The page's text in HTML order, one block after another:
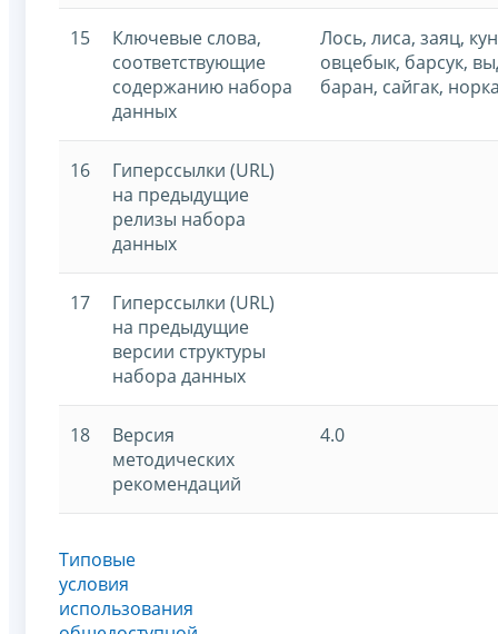
15
Ключевые слова,
соответствующие
содержанию набора
данных
Лось, лиса, заяц,
овцебык, барсук,
баран, сайгак,
16
Гиперссылки (URL)
на предыдущие
релизы набора
данных
17
Гиперссылки (URL)
на предыдущие
версии структуры
набора данных
18
Версия
методических
рекомендаций
4.0
Типовые
условия
использования